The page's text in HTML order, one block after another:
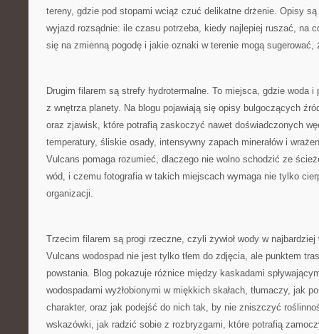
tereny, gdzie pod stopami wciąż czuć delikatne drżenie. Opisy
wyjazd rozsądnie: ile czasu potrzeba, kiedy najlepiej ruszać, na
się na zmienną pogodę i jakie oznaki w terenie mogą sugerować,
Drugim filarem są strefy hydrotermalne. To miejsca, gdzie woda i
z wnętrza planety. Na blogu pojawiają się opisy bulgoczących
oraz zjawisk, które potrafią zaskoczyć nawet doświadczonych
temperatury, śliskie osady, intensywny zapach minerałów i
Vulcans pomaga rozumieć, dlaczego nie wolno schodzić ze
wód, i czemu fotografia w takich miejscach wymaga nie tylko
organizacji.
Trzecim filarem są progi rzeczne, czyli żywioł wody w
Vulcans wodospad nie jest tylko tłem do zdjęcia, ale punktem
powstania. Blog pokazuje różnice między kaskadami
wodospadami wyżłobionymi w miękkich skałach, tłumaczy, jak
charakter, oraz jak podejść do nich tak, by nie zniszczyć
wskazówki, jak radzić sobie z rozbryzgami, które potrafią